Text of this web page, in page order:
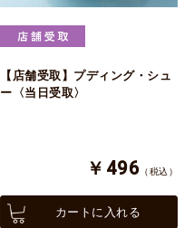
【店舗受取】プディング・シュ
ー〈当日受取〉
￥496 （税込）
カートに入れる